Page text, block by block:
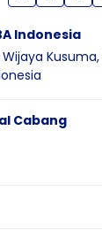
Indonesia
Kusuma,
Cabang